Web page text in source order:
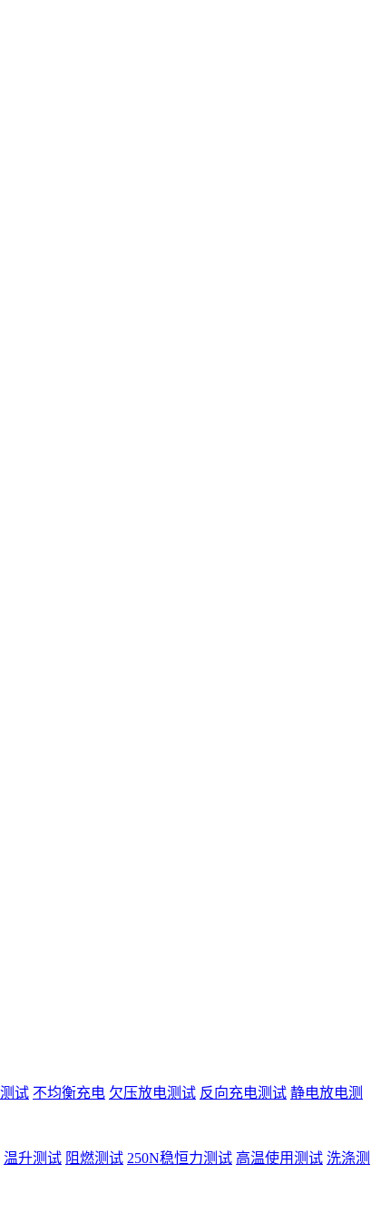
试 不均衡充电 欠压放电测试 反向充电测试 静电放电测
温升测试 阻燃测试 250N稳恒力测试 高温使用测试 洗涤测